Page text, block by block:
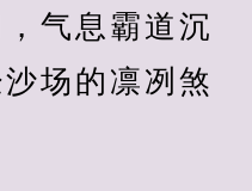
气息霸道沉
场的凛冽煞